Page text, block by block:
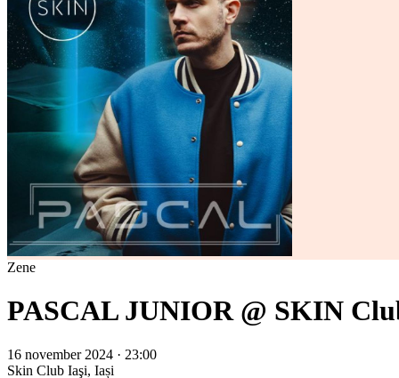
Zene
PASCAL JUNIOR @ SKIN
16 november 2024 · 23:00
Skin Club Iaşi, Iași